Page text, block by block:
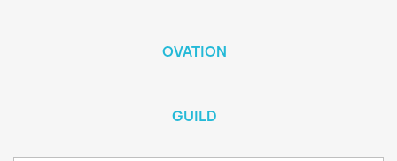
OVATION
GUILD